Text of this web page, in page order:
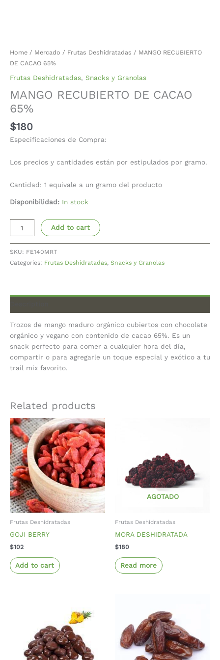
Home / Mercado / Frutas Deshidratadas / MANGO RECUBIERTO
DE CACAO 65%
Frutas Deshidratadas, Snacks y Granolas
MANGO RECUBIERTO DE CACAO
65%
$180
Especificaciones de Compra:
Los precios y cantidades están por estipulados por gramo.
Cantidad: 1 equivale a un gramo del producto
Disponibilidad: In stock
Add to cart
SKU: FE140MRT
Categories: Frutas Deshidratadas, Snacks y Granolas
Trozos de mango maduro orgánico cubiertos con chocolate
orgánico y vegano con contenido de cacao 65%. Es un
snack perfecto para comer a cualquier hora del día,
compartir o para agregarle un toque especial y exótico a tu
trail mix favorito.
Related products
Frutas Deshidratadas
GOJI BERRY
$102
Add to cart
AGOTADO
Frutas Deshidratadas
MORA DESHIDRATADA
$180
Read more